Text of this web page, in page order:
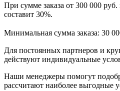
При сумме заказа от 300 000
составит 30%.
Минимальная сумма заказа: 30
Для постоянных партнеров и
действуют индивидуальные
Наши менеджеры помогут
рассчитают наиболее выгодные